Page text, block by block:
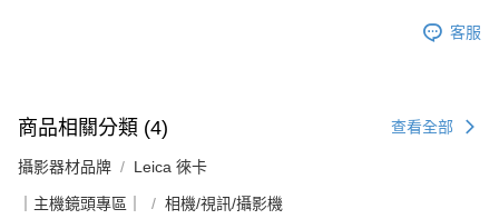
客服
商品相關分類 (4) 查看全部
攝影器材品牌 Leica 徠卡
｜主機鏡頭專區｜ 相機/視訊/攝影機